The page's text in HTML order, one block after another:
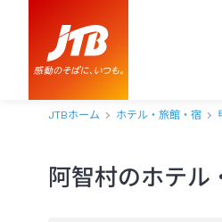
JTBホーム ホテル・旅館・宿
阿智村のホテル